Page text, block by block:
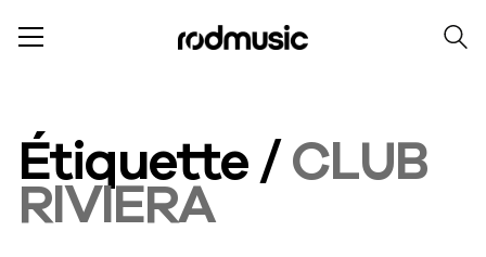
Étiquette / CLUB
RIVIERA